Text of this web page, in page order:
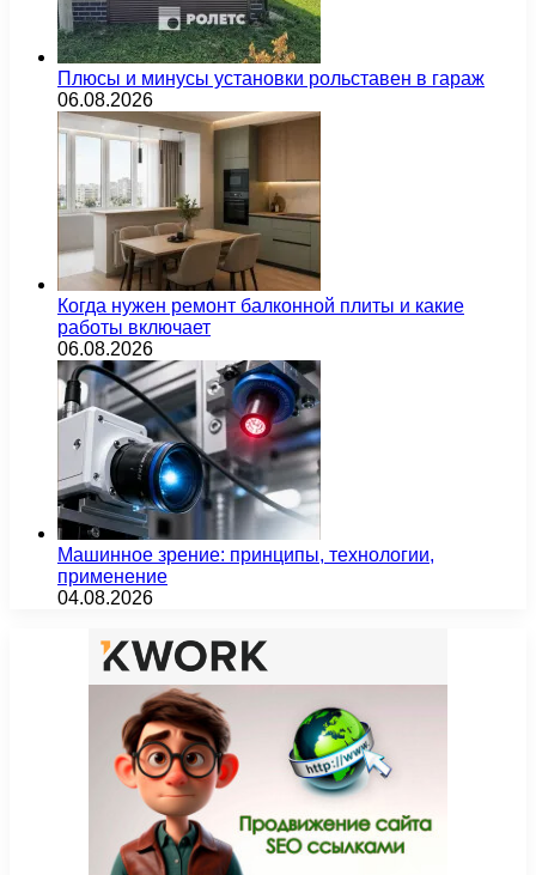
Плюсы и минусы установки рольставен в гараж
06.08.2026
Когда нужен ремонт балконной плиты и какие
работы включает
06.08.2026
Машинное зрение: принципы, технологии,
применение
04.08.2026